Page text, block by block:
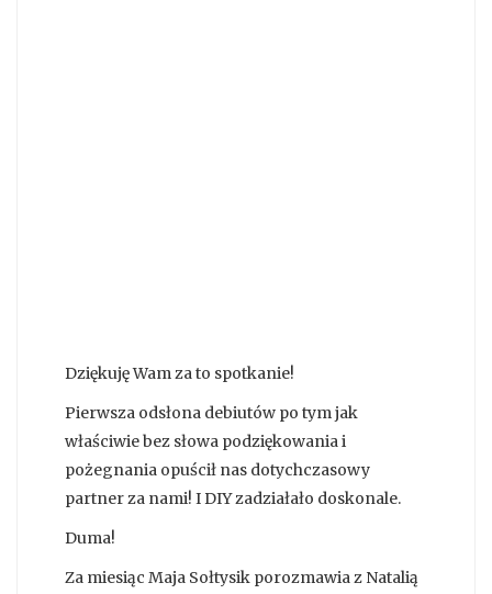
Dziękuję Wam za to spotkanie!
Pierwsza odsłona debiutów po tym jak
właściwie bez słowa podziękowania i
pożegnania opuścił nas dotychczasowy
partner za nami! I DIY zadziałało doskonale.
Duma!
Za miesiąc Maja Sołtysik porozmawia z Natalią